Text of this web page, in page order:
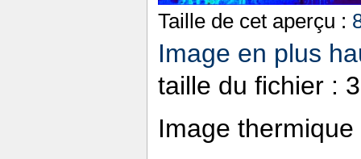
Taille de cet aperçu :
Image en plus
taille du fichier :
Image